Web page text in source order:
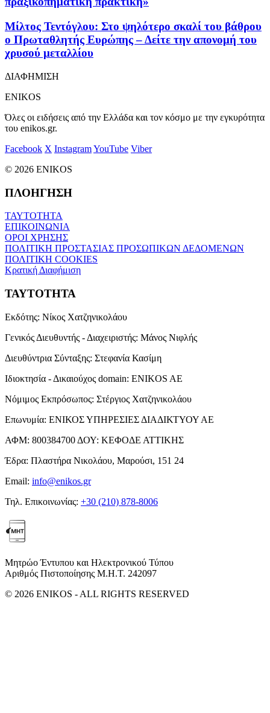
Μίλτος Τεντόγλου: Στο ψηλότερο σκαλί του βάθρου
ο Πρωταθλητής Ευρώπης – Δείτε την απονομή του
χρυσού μεταλλίου
ΔΙΑΦΗΜΙΣΗ
ENIKOS
Όλες οι ειδήσεις από την Ελλάδα και τον κόσμο με την εγκυρότητα
του enikos.gr.
Facebook X InstagramYouTube Viber
© 2026 ENIKOS
ΠΛΟΗΓΗΣΗ
ΤΑΥΤΟΤΗΤΑ
ΕΠΙΚΟΙΝΩΝΙΑ
ΟΡΟΙ ΧΡΗΣΗΣ
ΠΟΛΙΤΙΚΗ ΠΡΟΣΤΑΣΙΑΣ ΠΡΟΣΩΠΙΚΩΝ ΔΕΔΟΜΕΝΩΝ
ΠΟΛΙΤΙΚΗ COOKIES
Κρατική Διαφήμιση
ΤΑΥΤΟΤΗΤΑ
Εκδότης: Νίκος Χατζηνικολάου
Γενικός Διευθυντής - Διαχειριστής: Μάνος Νιφλής
Διευθύντρια Σύνταξης: Στεφανία Κασίμη
Ιδιοκτησία - Δικαιούχος domain: ENIKOS AE
Νόμιμος Εκπρόσωπος: Στέργιος Χατζηνικολάου
Επωνυμία: ΕΝΙΚΟΣ ΥΠΗΡΕΣΙΕΣ ΔΙΑΔΙΚΤΥΟΥ ΑΕ
ΑΦΜ: 800384700 ΔΟΥ: ΚΕΦΟΔΕ ΑΤΤΙΚΗΣ
Έδρα: Πλαστήρα Νικολάου, Μαρούσι, 151 24
Email: info@enikos.gr
Τηλ. Επικοινωνίας: +30 (210) 878-8006
Μητρώο Έντυπου και Ηλεκτρονικού Τύπου
Αριθμός Πιστοποίησης Μ.Η.Τ. 242097
© 2026 ENIKOS - ALL RIGHTS RESERVED